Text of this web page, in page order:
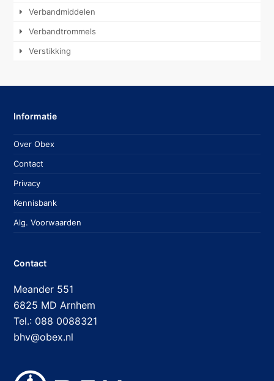
Verbandmiddelen
Verbandtrommels
Verstikking
Informatie
Over Obex
Contact
Privacy
Kennisbank
Alg. Voorwaarden
Contact
Meander 551
6825 MD Arnhem
Tel.: 088 0088321
bhv@obex.nl